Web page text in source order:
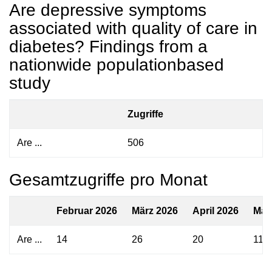
Are depressive symptoms
associated with quality of care in
diabetes? Findings from a
nationwide populationbased
study
Zugriffe
Are ... 506
Gesamtzugriffe pro Monat
Februar 2026 März 2026 April 2026 Mai
Are ... 14 26 20 11